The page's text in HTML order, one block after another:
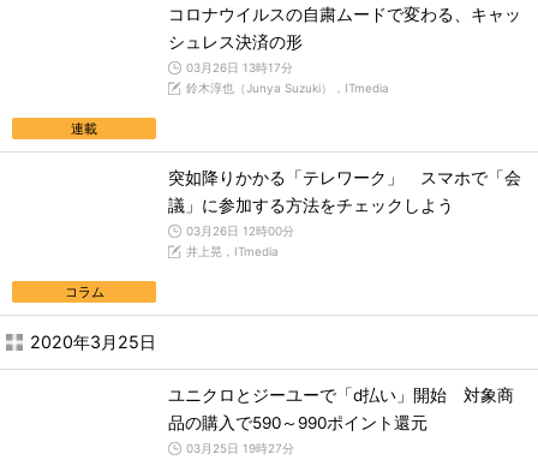
連載
コロナウイルスの自粛ムードで変わる、キャッ
シュレス決済の形
03月26日 13時17分
鈴木淳也（Junya Suzuki），ITmedia
コラム
突如降りかかる「テレワーク」 スマホで「会
議」に参加する方法をチェックしよう
03月26日 12時00分
井上晃，ITmedia
2020年3月25日
ユニクロとジーユーで「d払い」開始 対象商
品の購入で590～990ポイント還元
03月25日 19時27分